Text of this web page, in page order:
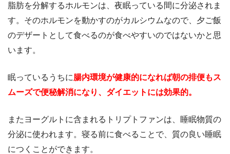
脂肪を分解するホルモンは、夜眠っている間に分泌されま
す。そのホルモンを動かすのがカルシウムなので、夕ご飯
のデザートとして食べるのが食べやすいのではないかと思
います。
眠っているうちに腸内環境が健康的になれば朝の排便もス
ムーズで便秘解消になり、ダイエットには効果的。
またヨーグルトに含まれるトリプトファンは、睡眠物質の
分泌に使われます。寝る前に食べることで、質の良い睡眠
につくことができます。